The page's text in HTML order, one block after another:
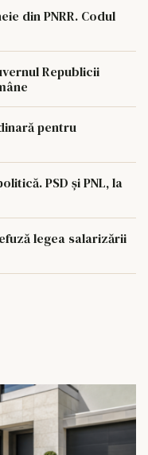
din PNRR. Codul
Republicii
pentru
PSD și PNL, la
legea salarizării